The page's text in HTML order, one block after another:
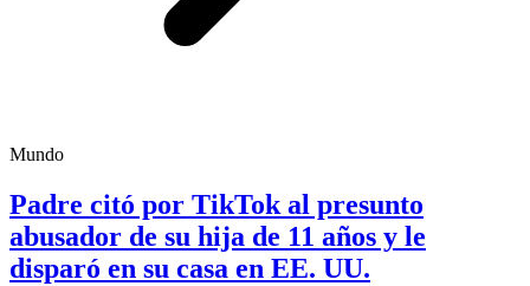
Mundo
Padre citó por TikTok al presunto
abusador de su hija de 11 años y le
disparó en su casa en EE. UU.